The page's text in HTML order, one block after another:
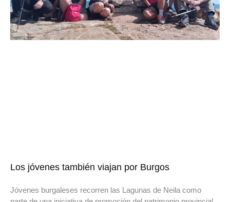
Los jóvenes también viajan por Burgos
Jóvenes burgaleses recorren las Lagunas de Neila como